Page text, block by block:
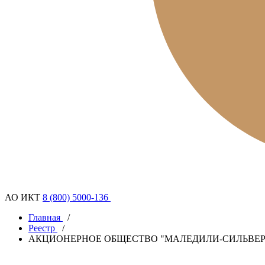
АО ИКТ 8 (800) 5000-136
Главная
/
Реестр
/
АКЦИОНЕРНОЕ ОБЩЕСТВО "МАЛЕДИЛИ-